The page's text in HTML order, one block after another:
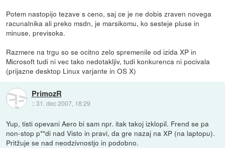
Potem nastopijo tezave s ceno, saj ce je ne dobis zraven novega
racunalnika ali preko msdn, je marsikomu, ko sesteje pluse in
minuse, previsoka.
Razmere na trgu so se ocitno zelo spremenile od izida XP in
Microsoft tudi ni vec tako nedotakljiv, tudi konkurenca ni pocivala
(prijazne desktop Linux varjante in OS X)
PrimozR
::31. dec 2007, 18:29
Yup, tisti opevani Aero bi sam npr. itak takoj izklopil. Frend se pa
non-stop p**di nad Visto in pravi, da gre nazaj na XP (na laptopu).
Pritžuje se nad neodzivnostjo in podobno.